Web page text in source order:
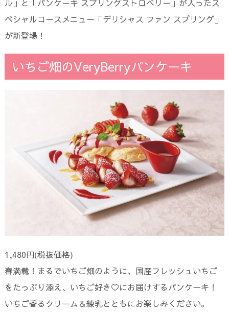
ル」と「パンケーキ スプリングストロベリー」が入ったス
ペシャルコースメニュー「デリシャス ファン スプリング」
が新登場！
いちご畑のVeryBerryパンケーキ
1,480円(税抜価格)
春満載！まるでいちご畑のように、国産フレッシュいちご
をたっぷり添え、いちご好き♡にお届けするパンケーキ！
いちご香るクリーム＆練乳とともにお楽しみください。